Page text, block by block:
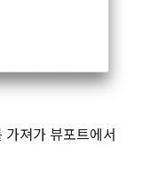
져가 뷰포트에서